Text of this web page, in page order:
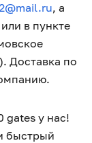
, а
или в пункте
Доставка по
gates у нас!
быстрый